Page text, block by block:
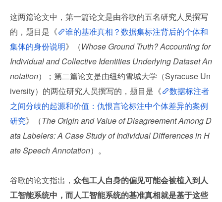
这两篇论文中，第一篇论文是由谷歌的五名研究人员撰写
的，题目是《
谁的基准真相？数据集标注背后的个体和
集体的身份说明》（Whose Ground Truth? Accounting for
Individual and Collective Identities Underlying Dataset An
notation）；第二篇论文是由纽约雪城大学（Syracuse Un
iversity）的两位研究人员撰写的，题目是《
数据标注者
之间分歧的起源和价值：仇恨言论标注中个体差异的案例
研究》（The Origin and Value of Disagreement Among D
ata Labelers: A Case Study of Individual Differences in H
ate Speech Annotation）。
谷歌的论文指出， 众包工人自身的偏见可能会被植入到人
工智能系统中，而人工智能系统的基准真相就是基于这些